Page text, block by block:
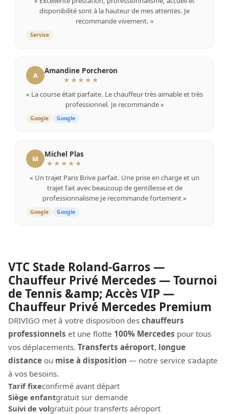
disponibilité sont à la hauteur de mes attentes. Je
recommande vivement. »
Service
A Amandine Porcheron
★★★★★
« La course était parfaite. Le chauffeur très aimable et très
professionnel. Je recommande »
Google Google
M Michel Plas
★★★★★
« Un trajet Paris Brive parfait. Une prise en charge et un
trajet fait avec beaucoup de gentillesse et de
professionnalisme Je recommande fortement »
Google Google
VTC Stade Roland-Garros —
Chauffeur Privé Mercedes — Tournoi
de Tennis &amp; Accès VIP —
Chauffeur Privé Mercedes Premium
DRIVIGO met à votre disposition des chauffeurs
professionnels et une flotte 100% Mercedes pour tous
vos déplacements. Transferts aéroport, longue
distance ou mise à disposition — notre service s'adapte
à vos besoins.
Tarif fixeconfirmé avant départ
Siège enfantgratuit sur demande
Suivi de volgratuit pour transferts aéroport